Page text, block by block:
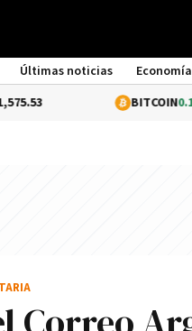
Últimas noticias Economía
BITCOIN0.17%